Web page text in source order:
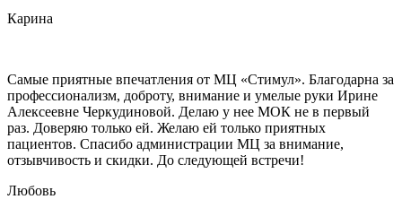
Карина
Самые приятные впечатления от МЦ «Стимул». Благодарна за
профессионализм, доброту, внимание и умелые руки Ирине
Алексеевне Черкудиновой. Делаю у нее МОК не в первый
раз. Доверяю только ей. Желаю ей только приятных
пациентов. Спасибо администрации МЦ за внимание,
отзывчивость и скидки. До следующей встречи!
Любовь